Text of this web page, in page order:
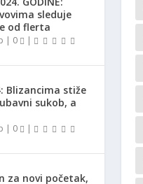
sleduje
od flerta
| 0 |
Blizancima stiže
sukob, a
| 0 |
za novi početak,